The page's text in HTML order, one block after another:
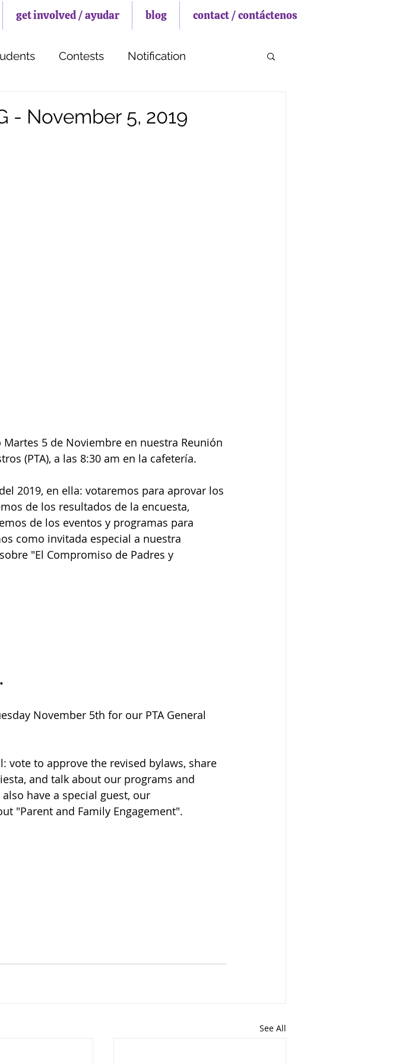
get involved / ayudar blog contact / contáctenos
Contests Notification
- November 5, 2019
5 de Noviembre en nuestra Reunión
(PTA), a las 8:30 am en la cafetería.
2019, en ella: votaremos para aprovar los
de los resultados de la encuesta,
de los eventos y programas para
como invitada especial a nuestra
"El Compromiso de Padres y
November 5th for our PTA General
vote to approve the revised bylaws, share
and talk about our programs and
have a special guest, our
"Parent and Family Engagement".
See All